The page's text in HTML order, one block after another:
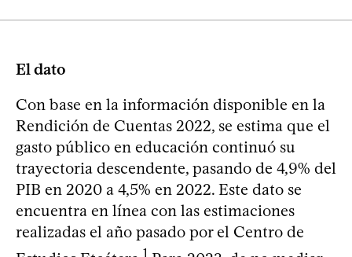
El dato
Con base en la información disponible en la
Rendición de Cuentas 2022, se estima que el
gasto público en educación continuó su
trayectoria descendente, pasando de 4,9% del
PIB en 2020 a 4,5% en 2022. Este dato se
encuentra en línea con las estimaciones
realizadas el año pasado por el Centro de
1